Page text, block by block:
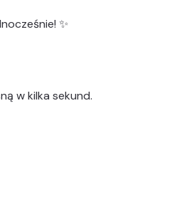
✨
w kilka sekund.